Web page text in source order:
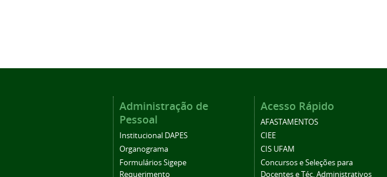
Administração de
Pessoal
Institucional DAPES
Organograma
Formulários Sigepe
Requerimento
Acesso Rápido
AFASTAMENTOS
CIEE
CIS UFAM
Concursos e Seleções para
Docentes e Téc. Administrativos